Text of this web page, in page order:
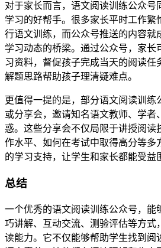
对于家长而言，语文阅读训练公众号
学习的好帮手。很多家长平时工作繁
行语文训练，而公众号推送的内容就
学习动态的桥梁。通过公众号，家长
习资料，督促孩子完成当天的阅读任
解题思路帮助孩子理清疑难点。
更值得一提的是，部分语文阅读训练
或分享会，邀请知名语文教师、学者
惑。这些分享会不仅局限于讲授阅读
作水平、如何在考试中取得高分等多
的学习支持，让学生和家长都能受益
总结
一个优秀的语文阅读训练公众号，能
巧讲解、互动交流、测验评估等方式
读能力。它不仅能够帮助学生找到阅